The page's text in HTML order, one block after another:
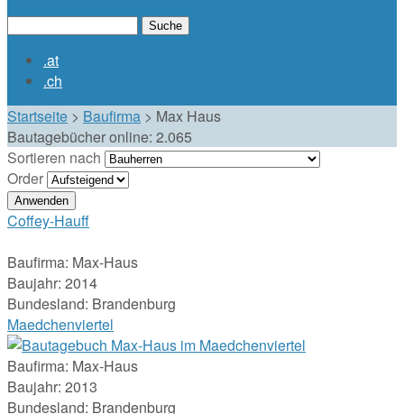
Suchformular
Suche
.at
.ch
Startseite > Baufirma > Max Haus
Bautagebücher online: 2.065
Sortieren nach
Order
Coffey-Hauff
Baufirma: Max-Haus
Baujahr: 2014
Bundesland: Brandenburg
Maedchenviertel
Baufirma: Max-Haus
Baujahr: 2013
Bundesland: Brandenburg